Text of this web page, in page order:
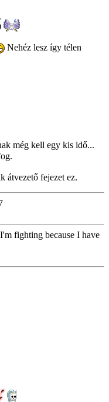
Nehéz lesz így télen
még kell egy kis idő...
átvezető fejezet ez.
fighting because I have